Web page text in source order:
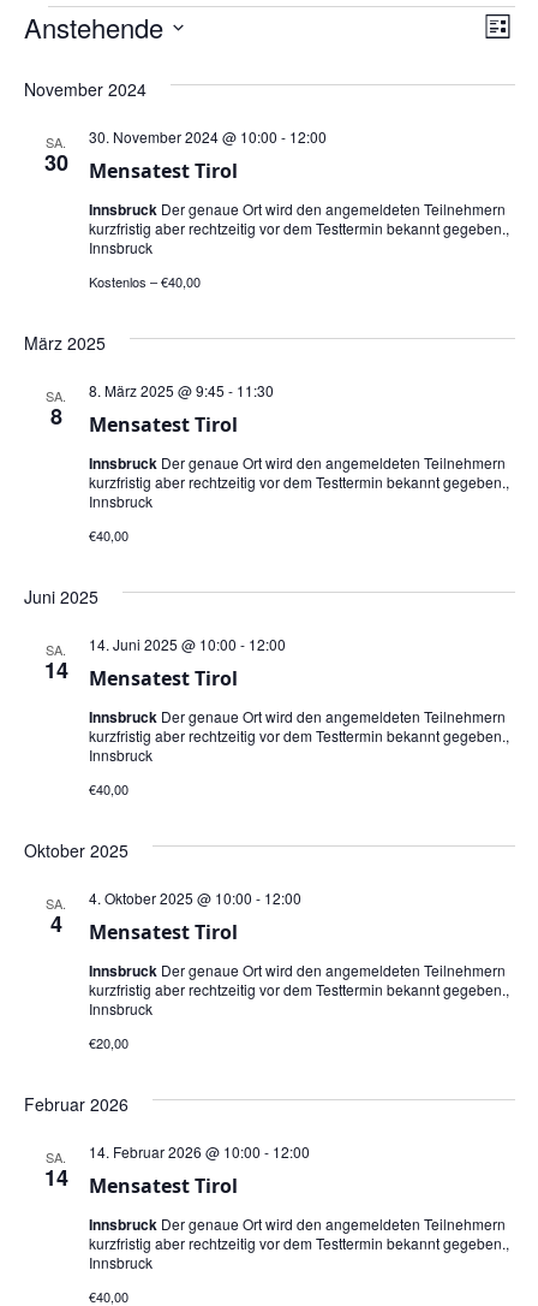
Liste
Anstehende
wählen.
November 2024
SA.
30 Mensatest Tirol
30. November 2024 @ 10:00 - 12:00
Innsbruck Der genaue Ort wird den angemeldeten Teilnehmern
kurzfristig aber rechtzeitig vor dem Testtermin bekannt gegeben.,
Innsbruck
Kostenlos – €40,00
März 2025
SA.
8 Mensatest Tirol
8. März 2025 @ 9:45 - 11:30
Innsbruck Der genaue Ort wird den angemeldeten Teilnehmern
kurzfristig aber rechtzeitig vor dem Testtermin bekannt gegeben.,
Innsbruck
€40,00
Juni 2025
SA.
14 Mensatest Tirol
14. Juni 2025 @ 10:00 - 12:00
Innsbruck Der genaue Ort wird den angemeldeten Teilnehmern
kurzfristig aber rechtzeitig vor dem Testtermin bekannt gegeben.,
Innsbruck
€40,00
Oktober 2025
SA.
4 Mensatest Tirol
4. Oktober 2025 @ 10:00 - 12:00
Innsbruck Der genaue Ort wird den angemeldeten Teilnehmern
kurzfristig aber rechtzeitig vor dem Testtermin bekannt gegeben.,
Innsbruck
€20,00
Februar 2026
SA.
14 Mensatest Tirol
14. Februar 2026 @ 10:00 - 12:00
Innsbruck Der genaue Ort wird den angemeldeten Teilnehmern
kurzfristig aber rechtzeitig vor dem Testtermin bekannt gegeben.,
Innsbruck
€40,00